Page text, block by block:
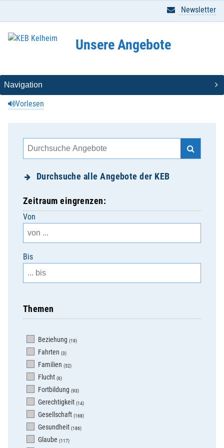
Vorlesen
Newsletter
Unsere Angebote
Durchsuche alle Angebote der KEB
Zeitraum eingrenzen:
Von
Bis
Themen
Beziehung (19)
Fahrten (3)
Familien (52)
Flucht (6)
Fortbildung (93)
Gerechtigkeit (14)
Gesellschaft (168)
Gesundheit (186)
Glaube (117)